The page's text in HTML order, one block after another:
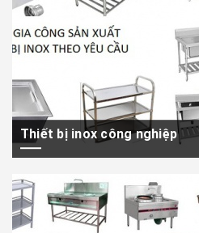
Thiết bị inox công nghiệp
yêu cầu với...